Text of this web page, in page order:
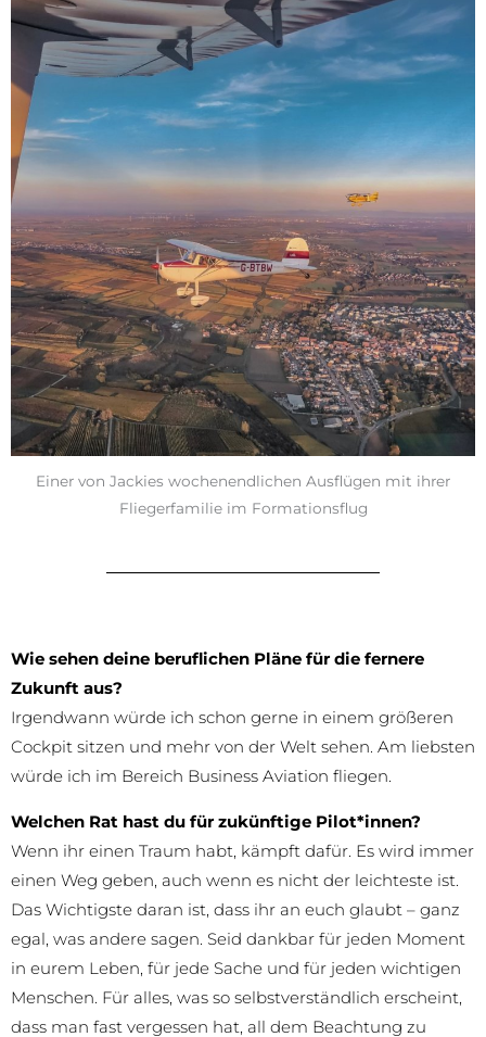
Einer von Jackies wochenendlichen Ausflügen mit ihrer
Fliegerfamilie im Formationsflug
Wie sehen deine beruflichen Pläne für die fernere
Zukunft aus?
Irgendwann würde ich schon gerne in einem größeren
Cockpit sitzen und mehr von der Welt sehen. Am liebsten
würde ich im Bereich Business Aviation fliegen.
Welchen Rat hast du für zukünftige Pilot*innen?
Wenn ihr einen Traum habt, kämpft dafür. Es wird immer
einen Weg geben, auch wenn es nicht der leichteste ist.
Das Wichtigste daran ist, dass ihr an euch glaubt – ganz
egal, was andere sagen. Seid dankbar für jeden Moment
in eurem Leben, für jede Sache und für jeden wichtigen
Menschen. Für alles, was so selbstverständlich erscheint,
dass man fast vergessen hat, all dem Beachtung zu